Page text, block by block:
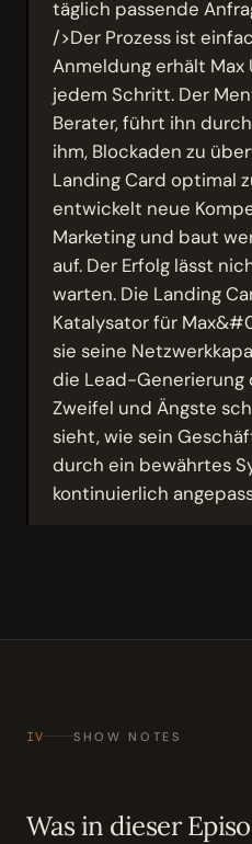
täglich passende
/>Der Prozess ist
Anmeldung erhält
jedem Schritt. Der
Berater, führt ihn
ihm, Blockaden zu
Landing Card optimal
entwickelt neue
Marketing und baut
auf. Der Erfolg lässt
warten. Die Landing
Katalysator für
sie seine
die Lead-Generierung
Zweifel und Ängste
sieht, wie sein
durch ein bewährtes
kontinuierlich
IV SHOW NOTES
Was in dieser